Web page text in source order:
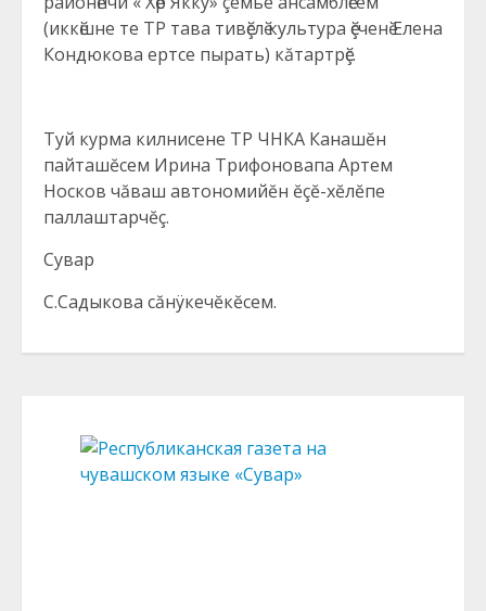
(иккӗшне те ТР тава тивӗçлӗ культура ӗçченӗ Елена
Кондюкова ертсе пырать) кăтартрӗç.
Туй курма килнисене ТР ЧНКА Канашĕн
пайташĕсем Ирина Трифоновапа Артем
Носков чăваш автономийĕн ĕçĕ-хĕлĕпе
паллаштарчĕç.
Сувар
С.Садыкова сăнÿкечĕкĕсем.